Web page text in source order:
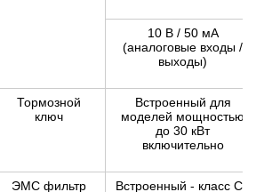
10 В / 50 мА
(аналоговые входы /
выходы)
Тормозной
ключ
Встроенный для
моделей мощностью
до 30 кВт
включительно
ЭМС фильтр Встроенный - класс С3